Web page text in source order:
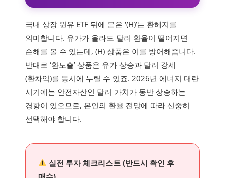
국내 상장 원유 ETF 뒤에 붙은 ‘(H)’는 환헤지를
의미합니다. 유가가 올라도 달러 환율이 떨어지면
손해를 볼 수 있는데, (H) 상품은 이를 방어해줍니다.
반대로 ‘환노출’ 상품은 유가 상승과 달러 강세
(환차익)를 동시에 누릴 수 있죠. 2026년 에너지 대란
시기에는 안전자산인 달러 가치가 동반 상승하는
경향이 있으므로, 본인의 환율 전망에 따라 신중히
선택해야 합니다.
실전 투자 체크리스트 (반드시 확인 후